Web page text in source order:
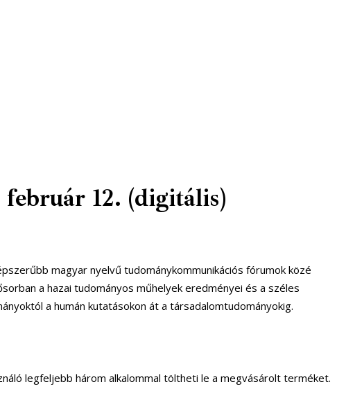
12. (digitális)
magyar nyelvű tudománykommunikációs fórumok közé
a hazai tudományos műhelyek eredményei és a széles
a humán kutatásokon át a társadalomtudományokig.
legfeljebb három alkalommal töltheti le a megvásárolt terméket.